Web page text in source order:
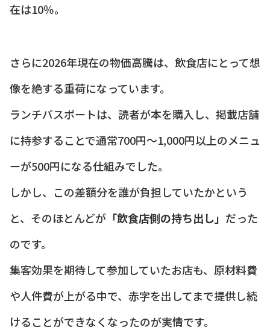
在は10％。
さらに2026年現在の物価高騰は、飲食店にとって想
像を絶する重荷になっています。
ランチパスポートは、読者が本を購入し、掲載店舗
に持参することで通常700円〜1,000円以上のメニュ
ーが500円になる仕組みでした。
しかし、この差額分を誰が負担していたかという
と、そのほとんどが 「飲食店側の持ち出し」 だった
のです。
集客効果を期待して参加していたお店も、原材料費
や人件費が上がる中で、赤字を出してまで提供し続
けることができなくなったのが実情です。